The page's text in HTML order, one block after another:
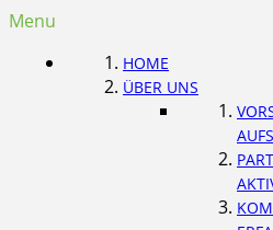
Menu
HOME
ÜBER UNS